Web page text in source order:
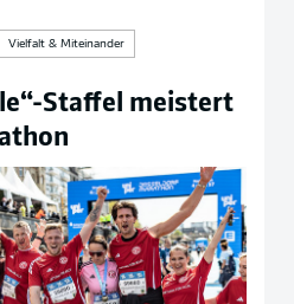
Vielfalt & Miteinander
Staffel meistert